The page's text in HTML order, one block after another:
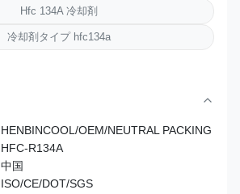
Hfc 134A 冷却剤
冷却剤タイプ hfc134a
HENBINCOOL/OEM/NEUTRAL PACKING
HFC-R134A
中国
ISO/CE/DOT/SGS